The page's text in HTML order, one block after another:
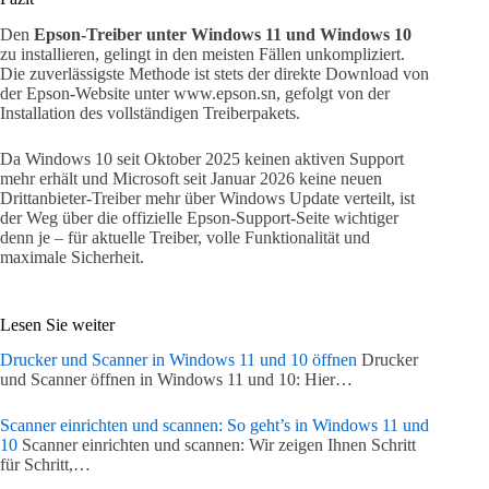
Den Epson-Treiber unter Windows 11 und Windows 10
zu installieren, gelingt in den meisten Fällen unkompliziert.
Die zuverlässigste Methode ist stets der direkte Download von
der Epson-Website unter www.epson.sn, gefolgt von der
Installation des vollständigen Treiberpakets.
Da Windows 10 seit Oktober 2025 keinen aktiven Support
mehr erhält und Microsoft seit Januar 2026 keine neuen
Drittanbieter-Treiber mehr über Windows Update verteilt, ist
der Weg über die offizielle Epson-Support-Seite wichtiger
denn je – für aktuelle Treiber, volle Funktionalität und
maximale Sicherheit.
Lesen Sie weiter
Drucker und Scanner in Windows 11 und 10 öffnen Drucker
und Scanner öffnen in Windows 11 und 10: Hier…
Scanner einrichten und scannen: So geht’s in Windows 11 und
10 Scanner einrichten und scannen: Wir zeigen Ihnen Schritt
für Schritt,…